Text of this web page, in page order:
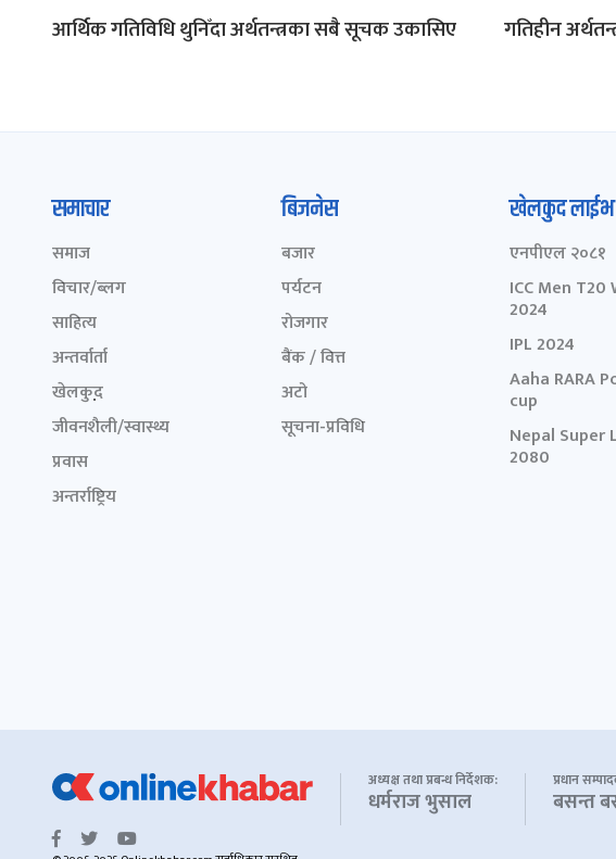
आर्थिक गतिविधि थुनिँदा अर्थतन्त्रका सबै सूचक उकासिए गतिहीन
समाचार
समाज
विचार/ब्लग
साहित्य
अन्तर्वार्ता
खेलकुद़़
जीवनशैली/स्वास्थ्य
प्रवास
अन्तर्राष्ट्रिय
बिजनेस
बजार
पर्यटन
रोजगार
बैंक / वित्त
अटो
सूचना-प्रविधि
खेलकुद लाईभ
एनपीएल २०८१
ICC Men T20
2024
IPL 2024
Aaha RARA
cup
Nepal Super
2080
अध्यक्ष तथा प्रबन्ध निर्देशक:
धर्मराज भुसाल
प्रधान
बसन्त